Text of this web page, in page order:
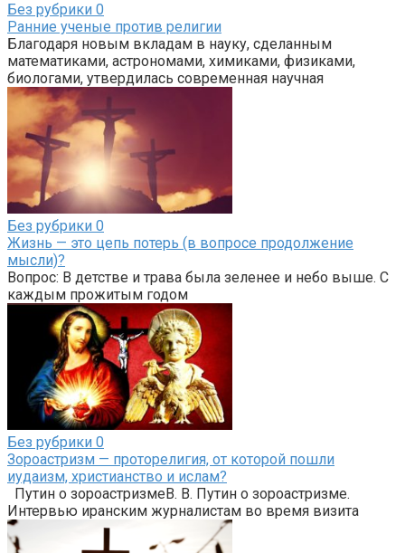
Без рубрики 0
Ранние ученые против религии
Благодаря новым вкладам в науку, сделанным
математиками, астрономами, химиками, физиками,
биологами, утвердилась современная научная
Без рубрики 0
Жизнь — это цепь потерь (в вопросе продолжение
мысли)?
Вопрос: В детстве и трава была зеленее и небо выше. С
каждым прожитым годом
Без рубрики 0
Зороастризм — проторелигия, от которой пошли
иудаизм, христианство и ислам?
Путин о зороастризмеВ. В. Путин о зороастризме.
Интервью иранским журналистам во время визита